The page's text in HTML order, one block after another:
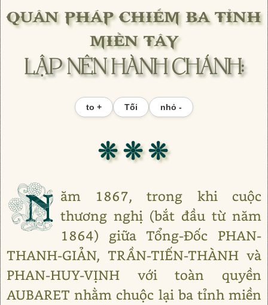
QUÂN PHÁP CHIẾM BA TỈNH
MIỀN TÂY
LẬP NÊN HÀNH CHÁNH:
to + Tối nhỏ -
❊ ❊ ❊
N ăm 1867, trong khi cuộc
thương nghị (bắt đầu từ năm
1864) giữa Tổng-Đốc PHAN-
THANH-GIẢN, TRẦN-TIẾN-THÀNH và
PHAN-HUY-VỊNH với toàn quyền
AUBARET nhằm chuộc lại ba tỉnh miền